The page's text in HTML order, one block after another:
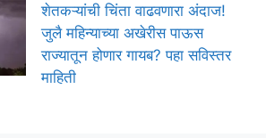
शेतकऱ्यांची चिंता वाढवणारा अंदाज!
जुलै महिन्याच्या अखेरीस पाऊस
राज्यातून होणार गायब? पहा सविस्तर
माहिती